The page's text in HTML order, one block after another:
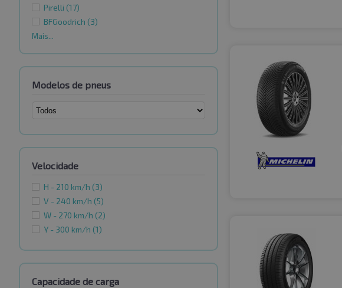
Pirelli (17)
BFGoodrich (3)
Mais...
Modelos de pneus
Velocidade
H - 210 km/h (3)
V - 240 km/h (5)
W - 270 km/h (2)
Y - 300 km/h (1)
Capacidade de carga